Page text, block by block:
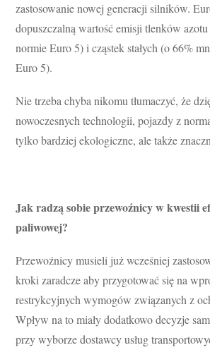
zastosowanie nowej generacji silników.
dopuszczalną wartość emisji tlenków
normie Euro 5) i cząstek stałych (o 66%
Euro 5).
Nie trzeba chyba nikomu tłumaczyć, że
nowoczesnych technologii, pojazdy z
tylko bardziej ekologiczne, ale także
Jak radzą sobie przewoźnicy w kwestii
paliwowej?
Przewoźnicy musieli już wcześniej
kroki zaradcze aby przygotować się na
restrykcyjnych wymogów związanych z
Wpływ na to miały dodatkowo decyzje
przy wyborze dostawcy usług